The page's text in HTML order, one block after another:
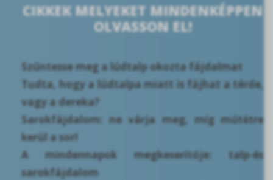
CIKKEK MELYEKET MINDENKÉPPEN
OLVASSON EL!
Szűntesse meg a lúdtalp okozta fájdalmat
Tudta, hogy a lúdtalpa miatt is fájhat a térde,
vagy a dereka?
Sarokfájdalom: ne várja meg, míg műtétre
kerül a sor!
A mindennapok megkeserítője: talp-és
sarokfájdalom